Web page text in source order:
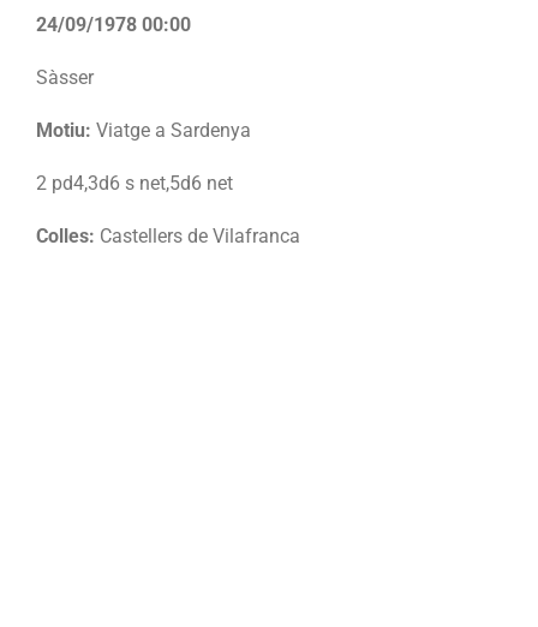
24/09/1978 00:00
Sàsser
Motiu: Viatge a Sardenya
2 pd4,3d6 s net,5d6 net
Colles: Castellers de Vilafranca